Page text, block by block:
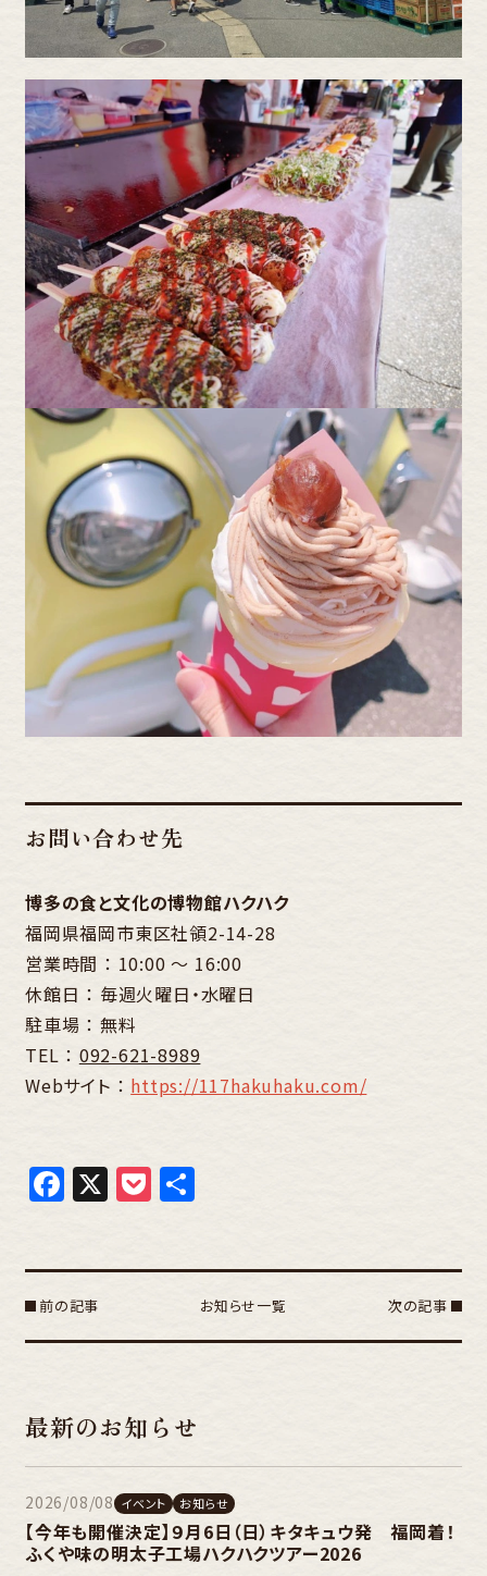
お問い合わせ先
博多の食と文化の博物館ハクハク
福岡県福岡市東区社領2-14-28
営業時間 ： 10:00 ～ 16:00
休館日 ： 毎週火曜日・水曜日
駐車場 ： 無料
TEL ： 092-621-8989
Webサイト ： https://117hakuhaku.com/
Facebook
X Pocket
共
前の記事 お知らせ一覧 次の記事
最新のお知らせ
2026/08/08 イベント お知らせ
【今年も開催決定】９月6日（日）キタキュウ発 福岡着！
ふくや味の明太子工場ハクハクツアー2026